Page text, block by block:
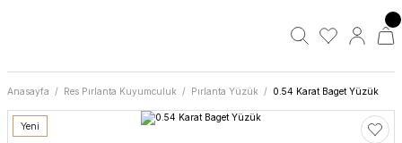
Anasayfa Res Pırlanta Kuyumculuk Pırlanta Yüzük 0.54 Karat Baget Yüzük
Yeni